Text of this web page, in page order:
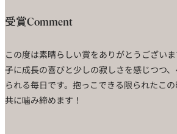
受賞Comment
この度は素晴らしい賞をありがとうござい
子に成長の喜びと少しの寂しさを感じつつ
られる毎日です。抱っこできる限られたこ
共に噛み締めます！